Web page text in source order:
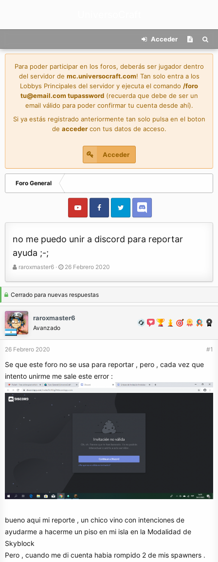
Acceder
Para poder participar en los foros, deberás ser jugador dentro
del servidor de mc.universocraft.com! Tan solo entra a los
Lobbys Principales del servidor y ejecuta el comando /foro
tu@email.com tupassword(recuerda que debe de ser un
email válido para poder confirmar tu cuenta desde ahí).
Si ya estás registrado anteriormente tan solo pulsa en el boton
de accedercon tus datos de acceso.
Acceder
Foro General
no me puedo unir a discord para reportar
ayuda ;-;
A
o
r
raroxmaster6
F
h
a
e
n
i
o
26 Febrero 2020
Cerrado para nuevas respuestas
raroxmaster6
Avanzado
26 Febrero 2020 #1
Se que este foro no se usa para reportar , pero , cada vez que
intento unirme me sale este error :
bueno aqui mi reporte , un chico vino con intenciones de
ayudarme a hacerme un piso en mi isla en la Modalidad de
Skyblock
Pero , cuando me di cuenta habia rompido 2 de mis spawners .